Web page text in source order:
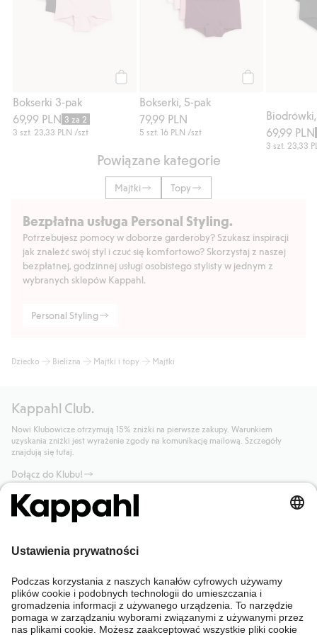
Bokserki 3-pak
69,99 PLN 3 za 2
3 szt. 23,33 PLN /szt
Bokserki, 5-pak
79,99 PLN
5 szt.16 PLN /szt
69,99 PLN
3 szt.23,33
Powiązane kategorie
Majtki Topy
Bezpłatna usługa Personal Styling.
Potrzebujesz pomocy w doborze garderoby? Szukasz inspiracji
jak znaleźć swój styl i czuć się komfortowo? Skorzystaj z naszej
bezpłatnej, godzinnej usługi osobistego stylisty w jednym z
wybranych sklepów Kappahl.
Personal Styling
Dziecko Bielizna Majtki i topy Majtki
Kappahl Club.
Nowi Klubowicze otrzymują 15% zniżki na pierwsze zakupy. Warunkiem
uzyskania zniżki jest wyrażenie zgody na komunikację mailową. Szczegóły
znajdują się tutaj.
Dołącz do Klubu!
Potrzebujesz pomocy?